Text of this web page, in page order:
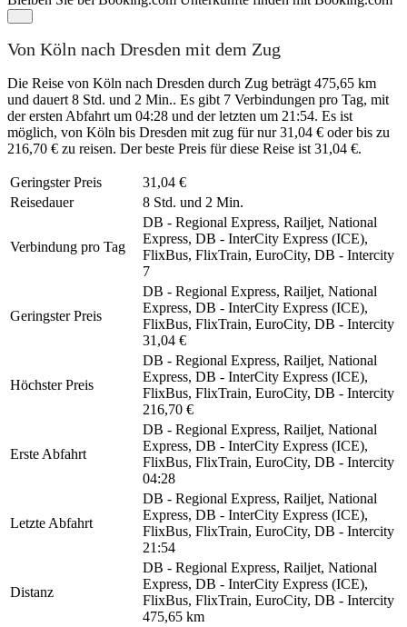
Von Köln nach Dresden mit dem Zug
Die Reise von Köln nach Dresden durch Zug beträgt 475,65 km
und dauert 8 Std. und 2 Min.. Es gibt 7 Verbindungen pro Tag, mit
der ersten Abfahrt um 04:28 und der letzten um 21:54. Es ist
möglich, von Köln bis Dresden mit zug für nur 31,04 € oder bis zu
216,70 € zu reisen. Der beste Preis für diese Reise ist 31,04 €.
Geringster Preis
31,04 €
Reisedauer
8 Std. und 2 Min.
Verbindung pro Tag
DB - Regional Express, Railjet, National
Express, DB - InterCity Express (ICE),
FlixBus, FlixTrain, EuroCity, DB - Intercity
7
Geringster Preis
DB - Regional Express, Railjet, National
Express, DB - InterCity Express (ICE),
FlixBus, FlixTrain, EuroCity, DB - Intercity
31,04 €
Höchster Preis
DB - Regional Express, Railjet, National
Express, DB - InterCity Express (ICE),
FlixBus, FlixTrain, EuroCity, DB - Intercity
216,70 €
Erste Abfahrt
DB - Regional Express, Railjet, National
Express, DB - InterCity Express (ICE),
FlixBus, FlixTrain, EuroCity, DB - Intercity
04:28
Letzte Abfahrt
DB - Regional Express, Railjet, National
Express, DB - InterCity Express (ICE),
FlixBus, FlixTrain, EuroCity, DB - Intercity
21:54
Distanz
DB - Regional Express, Railjet, National
Express, DB - InterCity Express (ICE),
FlixBus, FlixTrain, EuroCity, DB - Intercity
475,65 km